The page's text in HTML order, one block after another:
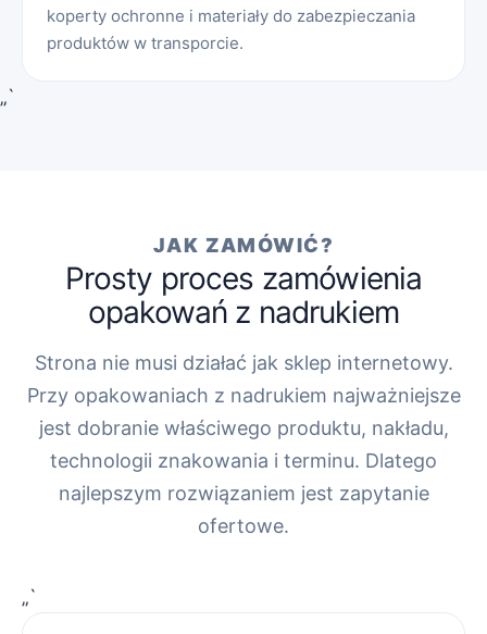
koperty ochronne i materiały do zabezpieczania
produktów w transporcie.
„`
JAK ZAMÓWIĆ?
Prosty proces zamówienia
opakowań z nadrukiem
Strona nie musi działać jak sklep internetowy.
Przy opakowaniach z nadrukiem najważniejsze
jest dobranie właściwego produktu, nakładu,
technologii znakowania i terminu. Dlatego
najlepszym rozwiązaniem jest zapytanie
ofertowe.
„`